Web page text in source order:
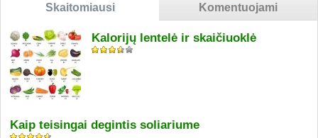
Skaitomiausi Komentuojami
Kalorijų lentelė ir skaičiuoklė
Kaip teisingai degintis soliariume